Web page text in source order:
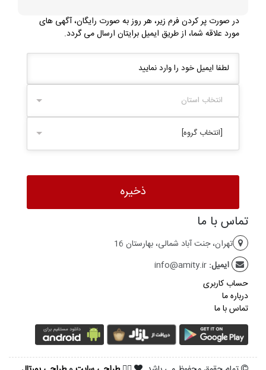
در صورت پر کردن فرم زیر، هر روز به صورت رایگان، آگهی های
مورد علاقه شما، از طریق ایمیل برایتان ارسال می گردد.
انتخاب استان
[انتخاب گروه]
تماس با ما
تهران، جنت آباد شمالی، بهارستان 16
ایمیل: info@amity.ir
حساب کاربری
درباره ما
تماس با ما